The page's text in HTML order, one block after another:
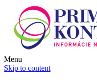
Menu
Skip to content